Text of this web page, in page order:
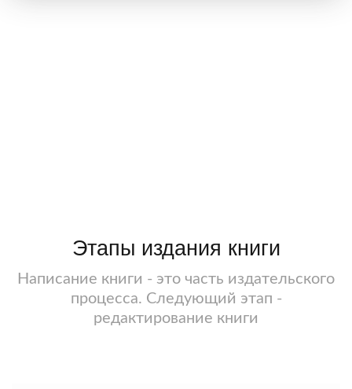
Этапы издания книги
Написание книги - это часть издательского
процесса. Следующий этап -
редактирование книги